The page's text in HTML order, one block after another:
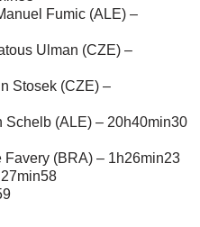
Fumic (ALE) –
Ulman (CZE) –
Stosek (CZE) –
Schelb (ALE) – 20h40min30
Favery (BRA) – 1h26min23